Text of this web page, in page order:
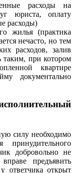
расходы на
юриста, оплату
расходы)
жилья (практика
нечасто, но тем
расходов, залив
таким, при котором
квартире
документально
силу необходимо
добровольно не
предъявить
ответчика открыт